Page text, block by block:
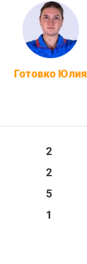
Готовко Юлия
2
2
5
1